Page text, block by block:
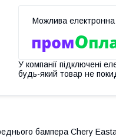
У компанії підключені
будь-який товар не
бампера Chery